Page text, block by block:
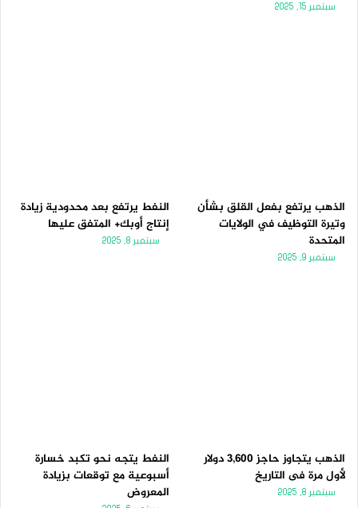
سبتمبر 15, 2025
الذهب يرتفع بفعل القلق بشأن
وتيرة التوظيف في الولايات
المتحدة
سبتمبر 9, 2025
النفط يرتفع بعد محدودية زيادة
إنتاج أوبك+ المتفق عليها
سبتمبر 8, 2025
الذهب يتجاوز حاجز 3,600 دولار
لأول مرة فى التاريخ
سبتمبر 8, 2025
النفط يتجه نحو تكبد خسارة
أسبوعية مع توقعات بزيادة
المعروض